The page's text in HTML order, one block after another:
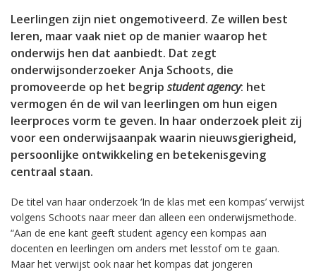
Leerlingen zijn niet ongemotiveerd. Ze willen best
leren, maar vaak niet op de manier waarop het
onderwijs hen dat aanbiedt. Dat zegt
onderwijsonderzoeker Anja Schoots, die
promoveerde op het begrip student agency: het
vermogen én de wil van leerlingen om hun eigen
leerproces vorm te geven. In haar onderzoek pleit zij
voor een onderwijsaanpak waarin nieuwsgierigheid,
persoonlijke ontwikkeling en betekenisgeving
centraal staan.
De titel van haar onderzoek ‘In de klas met een kompas’ verwijst
volgens Schoots naar meer dan alleen een onderwijsmethode.
“Aan de ene kant geeft student agency een kompas aan
docenten en leerlingen om anders met lesstof om te gaan.
Maar het verwijst ook naar het kompas dat jongeren